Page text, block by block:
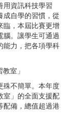
用資訊科技學習
成自學的習慣，從
臨，本屆比賽更增
腦。讓學生可通過
能力，把各項學科
室」
不簡單。本年度
室」的全面支援配
配備，總值超過港